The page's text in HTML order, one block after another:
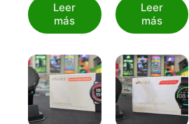
Leer
más
Leer
más